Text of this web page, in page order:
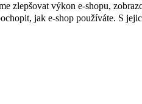
zlepšovat výkon e-shopu,
jak e-shop používáte. S